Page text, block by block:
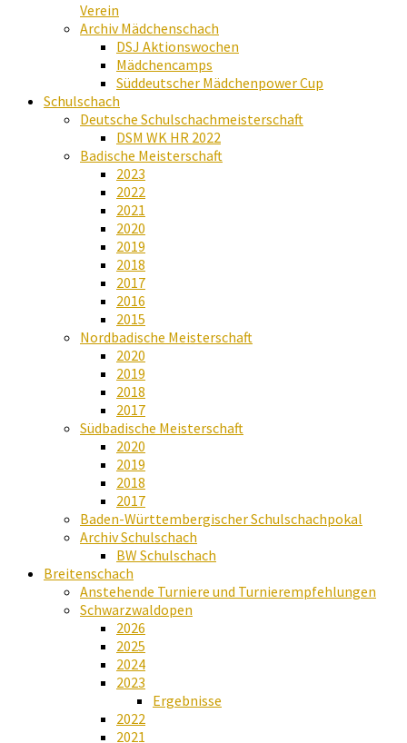
Verein
Archiv Mädchenschach
DSJ Aktionswochen
Mädchencamps
Süddeutscher Mädchenpower Cup
Schulschach
Deutsche Schulschachmeisterschaft
DSM WK HR 2022
Badische Meisterschaft
2023
2022
2021
2020
2019
2018
2017
2016
2015
Nordbadische Meisterschaft
2020
2019
2018
2017
Südbadische Meisterschaft
2020
2019
2018
2017
Baden-Württembergischer Schulschachpokal
Archiv Schulschach
BW Schulschach
Breitenschach
Anstehende Turniere und Turnierempfehlungen
Schwarzwaldopen
2026
2025
2024
2023
Ergebnisse
2022
2021